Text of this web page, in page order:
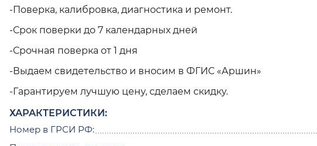
-Поверка, калибровка, диагностика и ремонт.
-Срок поверки до 7 календарных дней
-Срочная поверка от 1 дня
-Выдаем свидетельство и вносим в ФГИС «Аршин»
-Гарантируем лучшую цену, сделаем скидку.
ХАРАКТЕРИСТИКИ:
Номер в ГРСИ РФ: